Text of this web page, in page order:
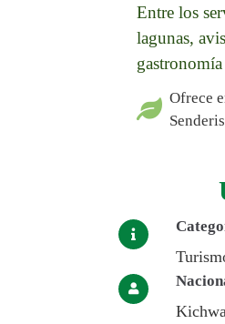
Entre los
lagunas,
Ofrece